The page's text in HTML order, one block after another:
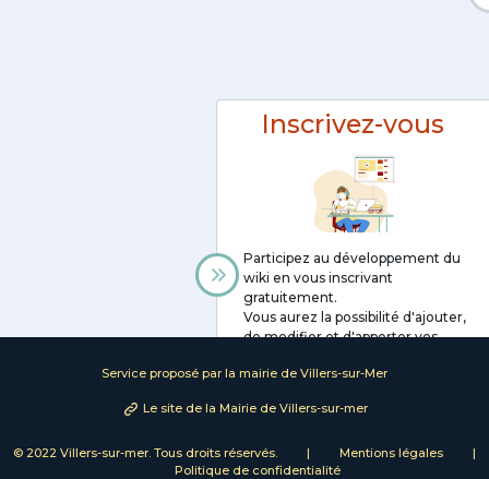
Inscrivez-vous
Participez au développement du
wiki en vous inscrivant
gratuitement.
Vous aurez la possibilité d'ajouter,
de modifier et d'apporter vos
Inscription
Service proposé par la mairie de Villers-sur-Mer
Le site de la Mairie de Villers-sur-mer
© 2022 Villers-sur-mer. Tous droits réservés. | Mentions légales
|
Politique de confidentialité